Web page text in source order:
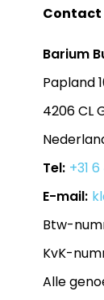
Contact
Barium
Papland
4206 CL
Tel: +31
E-mail:
Btw-
KvK-
Alle